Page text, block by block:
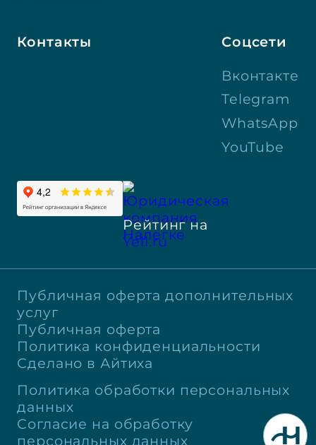
Контакты Соцсети
Вконтакте
Telegram
WhatsApp
YouTube
Рейтинг на
Yell.ru
Публичная оферта дополнительных
услуг
Публичная оферта
Политика конфиденциальности
Сделано в Айтиха
Политика обработки персональных
данных
Согласие на обработку
персональных данных